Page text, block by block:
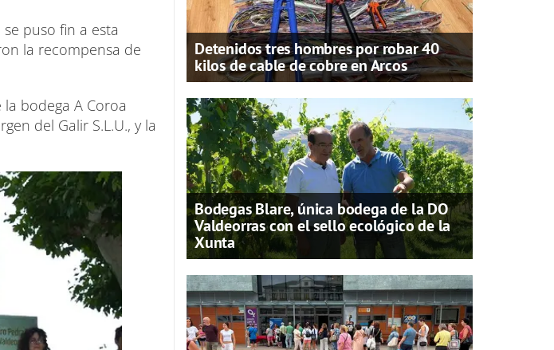
puso fin a esta
la recompensa de
bodega A Coroa
del Galir S.L.U., y la
Detenidos tres hombres por robar 40
kilos de cable de cobre en Arcos
Bodegas Blare, única bodega de la DO
Valdeorras con el sello ecológico de la
Xunta